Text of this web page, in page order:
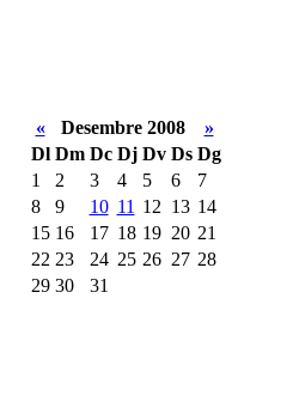
« Desembre 2008
»
Dl Dm Dc Dj Dv Ds Dg
1
2 3 4 5 6
7
8
9 10 11 12 13 14
15 16 17 18 19 20 21
22 23 24 25 26 27 28
29 30 31